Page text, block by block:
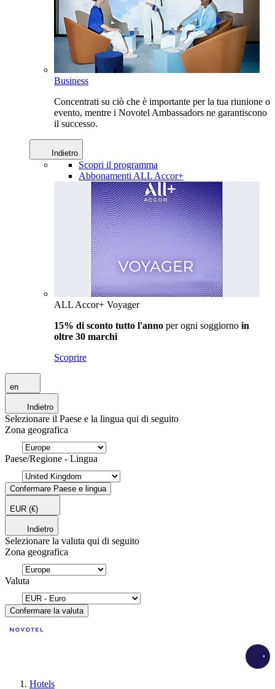
Business
Concentrati su ciò che è importante per la tua riunione o
evento, mentre i Novotel Ambassadors ne garantiscono
il successo.
Indietro
Scopri il programma
Abbonamenti ALL Accor+
ALL Accor+ Voyager
15% di sconto tutto l'anno per ogni soggiorno in
oltre 30 marchi
Scoprire
en
Indietro
Selezionare il Paese e la lingua qui di seguito
Zona geografica
Paese/Regione - Lingua
Confermare Paese e lingua
EUR (€)
Indietro
Selezionare la valuta qui di seguito
Zona geografica
Valuta
Confermare la valuta
Hotels